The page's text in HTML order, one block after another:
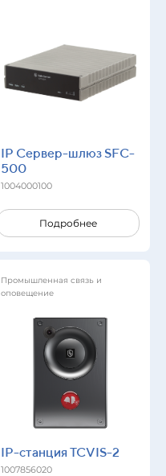
IP Сервер-шлюз SFC-
500
1004000100
Подробнее
Промышленная связь и
оповещение
IP-станция TCVIS-2
1007856020